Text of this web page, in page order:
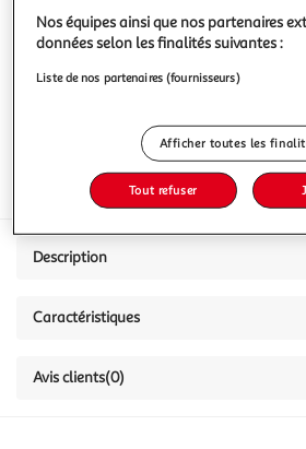
Vous voulez connaître le prix
Frais
Description
Caractéristiques
Avis clients(0)
Nos équipes ainsi que nos partenaires
données selon les finalités suivantes :
Liste de nos partenaires (fournisseurs)
Afficher toutes les
Tout refuser